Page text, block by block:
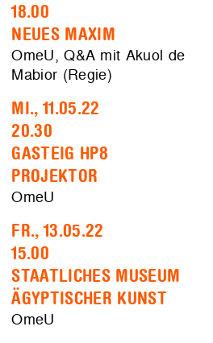
18.00
NEUES MAXIM
OmeU, Q&A mit Akuol de
Mabior (Regie)
MI., 11.05.22
20.30
GASTEIG HP8
PROJEKTOR
OmeU
FR., 13.05.22
15.00
STAATLICHES MUSEUM
ÄGYPTISCHER KUNST
OmeU